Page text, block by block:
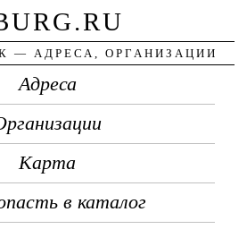
— АДРЕСА, ОРГАНИЗАЦИИ
Адреса
Карта
в каталог